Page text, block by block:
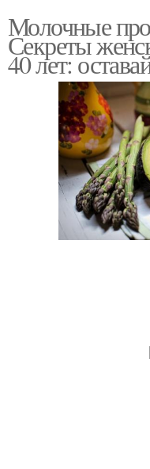
Молочные
Секреты
40 лет: